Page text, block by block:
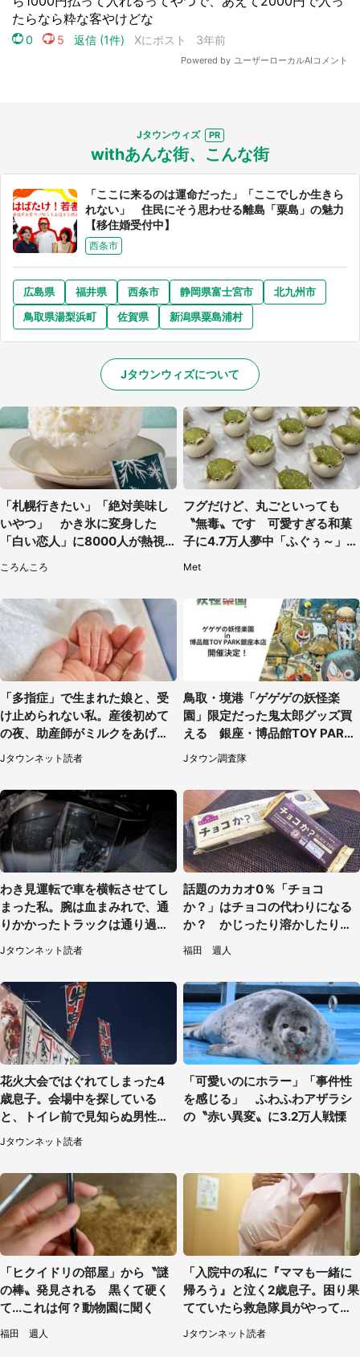
Jタウンウィズ
withあんな街、こんな街
「ここに来るのは運命だった」「ここでしか生きら
れない」 住民にそう思わせる離島「粟島」の魅力
【移住婚受付中】
西条市
広島県 福井県 西条市 静岡県富士宮市
北九州市
鳥取県湯梨浜町
佐賀県 新潟県粟島浦村
Jタウンウィズについて
「札幌行きたい」「絶対美味し
いやつ」 かき氷に変身した
「白い恋人」に8000人が熱視
ころんころ
フグだけど、丸ごといっても
〝無毒〟です 可愛すぎる和菓
子に4.7万人夢中「ふぐぅ～」
Met
「多指症」で生まれた娘と、受
け止められない私。産後初めて
の夜、助産師がミルクをあげて
るのを見て...（静岡県・20代女
性）
Jタウンネット読者
鳥取・境港「ゲゲゲの妖怪楽
園」限定だった鬼太郎グッズ買
える 銀座・博品館TOY PARK
へ急げ【8／8～31】
Jタウン調査隊
わき見運転で車を横転させてし
まった私。腕は血まみれで、通
りかかったトラックは通り過ぎ
ていき...（福岡県・30代女性）
Jタウンネット読者
話題のカカオ0％「チョコ
か？」はチョコの代わりになる
か？ かじったり溶かしたりし
て食べてみた
福田 週人
花火大会ではぐれてしまった4
歳息子。会場中を探している
と、トイレ前で見知らぬ男性に
（東京都・女性）
Jタウンネット読者
「可愛いのにホラー」「事件性
を感じる」 ふわふわアザラシ
の〝赤い異変〟に3.2万人戦慄
「ヒクイドリの部屋」から〝謎
の棒〟発見される 黒くて硬く
て...これは何？動物園に聞く
福田 週人
「入院中の私に『ママも一緒に
帰ろう』と泣く2歳息子。困り果
てていたら救急隊員がやってき
て...」（大阪府・50代女性）
Jタウンネット読者